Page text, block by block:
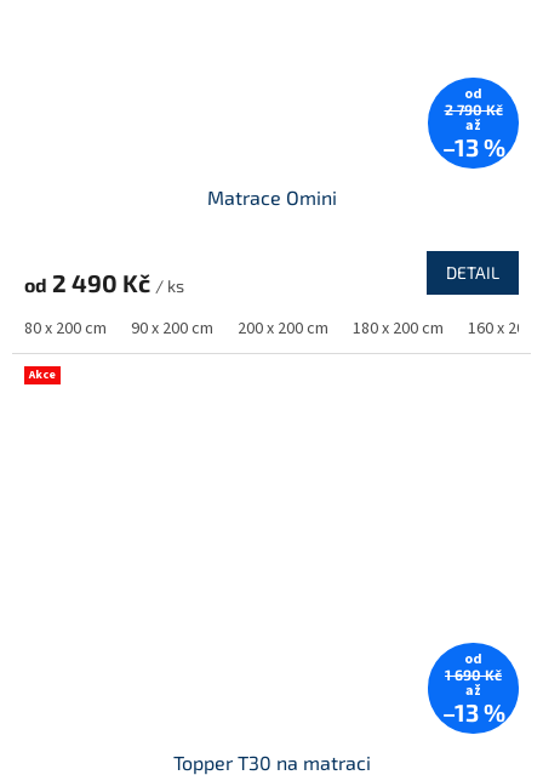
od
2 790 Kč
až
–13 %
Matrace Omini
od 2 490 Kč / ks
DETAIL
80 x 200 cm 90 x 200 cm 200 x 200 cm 180 x 200 cm 160 x 200
Akce
od
1 690 Kč
až
–13 %
Topper T30 na matraci